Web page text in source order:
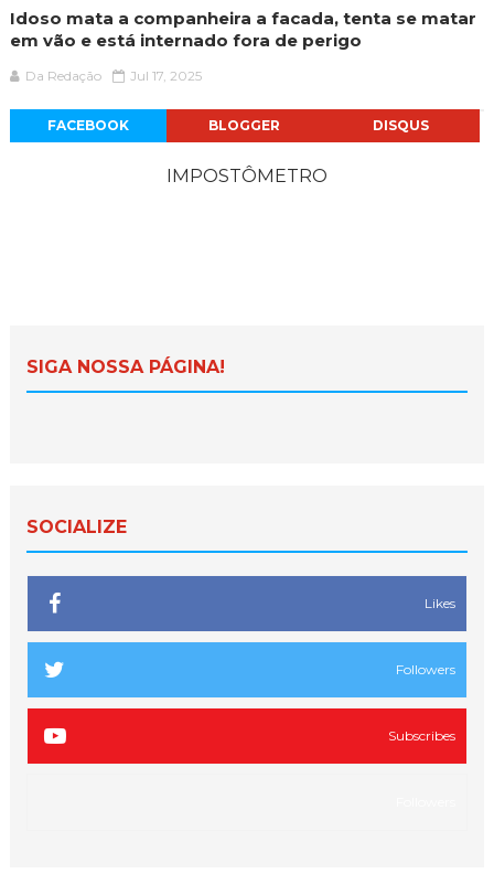
Idoso mata a companheira a facada, tenta se matar
em vão e está internado fora de perigo
Da Redação Jul 17, 2025
FACEBOOK BLOGGER DISQUS
IMPOSTÔMETRO
SIGA NOSSA PÁGINA!
SOCIALIZE
Likes
Followers
Subscribes